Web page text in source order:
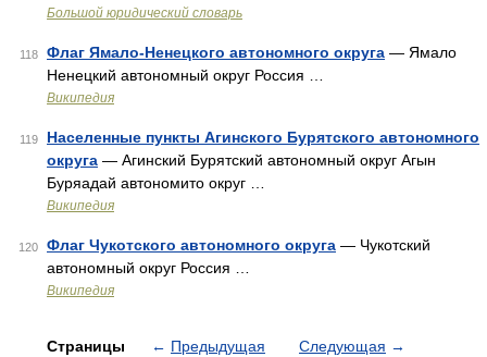
Большой юридический словарь
118 Флаг Ямало-Ненецкого автономного округа — Ямало
Ненецкий автономный округ Россия …
Википедия
119
Населенные пункты Агинского Бурятского автономного
округа — Агинский Бурятский автономный округ Агын
Буряадай автономито округ …
Википедия
120 Флаг Чукотского автономного округа — Чукотский
автономный округ Россия …
Википедия
Страницы ← Предыдущая Следующая →